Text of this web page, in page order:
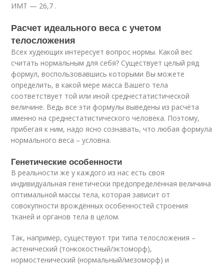
ИМТ — 26,7 .
Расчет идеального веса с учетом
телосложения
Всех худеющих интересует вопрос нормы. Какой вес
считать нормальным для себя? Существует целый ряд
формул, воспользовавшись которыми Вы можете
определить, в какой мере масса Вашего тела
соответствует той или иной среднестатистической
величине. Ведь все эти формулы выведены из расчёта
именно на среднестатистического человека. Поэтому,
прибегая к ним, надо ясно сознавать, что любая формула
нормального веса – условна.
Генетические особенности
В реальности же у каждого из нас есть своя
индивидуальная генетически предопределённая величина
оптимальной массы тела, которая зависит от
совокупности врождённых особенностей строения
тканей и органов тела в целом.
Так, например, существуют три типа телосложения –
астенический (тонкокостный/эктоморф),
нормостенический (нормальный/мезоморф) и